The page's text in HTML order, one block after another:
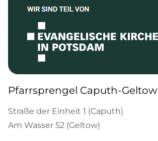
Pfarrsprengel Caputh-Geltow
Straße der Einheit 1 (Caputh)
Am Wasser 52 (Geltow)